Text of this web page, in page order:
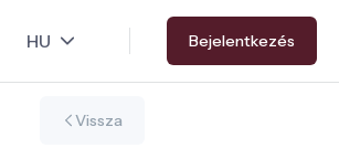
Bejelentkezés
Vissza